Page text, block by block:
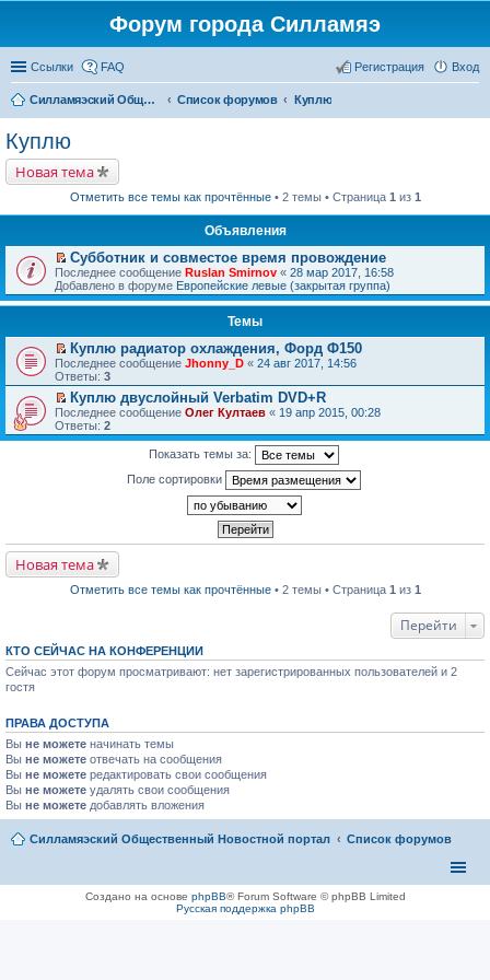
Форум города Силламяэ
Ссылки FAQ Вход
Регистрация
Силламяэский Общественный Новостной портал Список форумов Куплю
Куплю
Новая тема
Отметить все темы как прочтённые• 2 темы • Страница 1 из 1
Объявления
П
е
р
е
т
и
к
п
е
р
в
о
м
и
а
н
н
с
о
о
н
и
ю
Субботник и совместое время провождение
Последнее сообщение Ruslan Smirnov « 28 мар 2017, 16:58
Добавлено в форуме Европейские левые (закрытая группа)
Темы
П
е
р
е
й
т
и
у
н
е
п
р
т
а
н
у
с
о
б
щ
е
н
ю
Куплю радиатор охлаждения, Форд Ф150
Последнее сообщение Jhonny_D « 24 авг 2017, 14:56
Ответы: 3
П
е
р
в
о
м
у
р
о
ч
н
н
о
м
у
с
о
щ
Куплю двуслойный Verbatim DVD+R
Последнее сообщение Олег Култаев « 19 апр 2015, 00:28
Ответы: 2
Показать темы за:
Поле сортировки
Новая тема
Отметить все темы как прочтённые• 2 темы • Страница 1 из 1
Перейти
КТО СЕЙЧАС НА КОНФЕРЕНЦИИ
Сейчас этот форум просматривают: нет зарегистрированных пользователей и 2
гостя
ПРАВА ДОСТУПА
Вы не можете начинать темы
Вы не можете отвечать на сообщения
Вы не можете редактировать свои сообщения
Вы не можете удалять свои сообщения
Вы не можете добавлять вложения
Силламяэский Общественный Новостной портал Список форумов
Создано на основе phpBB® Forum Software © phpBB Limited
Русская поддержка phpBB